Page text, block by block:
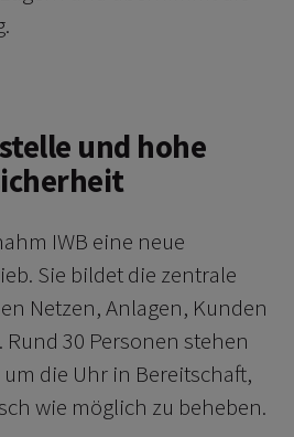
und hohe
IWB eine neue
Sie bildet die zentrale
Netzen, Anlagen, Kunden
30 Personen stehen
die Uhr in Bereitschaft,
wie möglich zu beheben.